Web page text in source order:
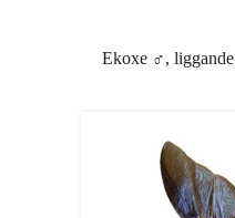
Ekoxe ♂, liggande